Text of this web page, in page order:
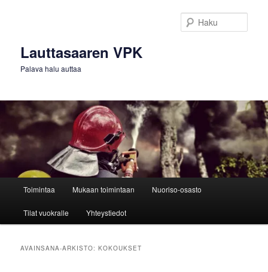
Lauttasaaren VPK
Palava halu auttaa
Toimintaa Mukaan toimintaan Nuoriso-osasto
Tilat vuokralle Yhteystiedot
AVAINSANA-ARKISTO:KOKOUKSET